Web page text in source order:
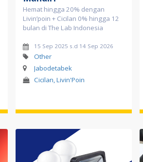
Hemat hingga 20% dengan
Livin’poin + Cicilan 0% hingga 12
bulan di The Lab Indonesia
15 Sep 2025 s.d 14 Sep 2026
Other
Jabodetabek
Cicilan, Livin'Poin